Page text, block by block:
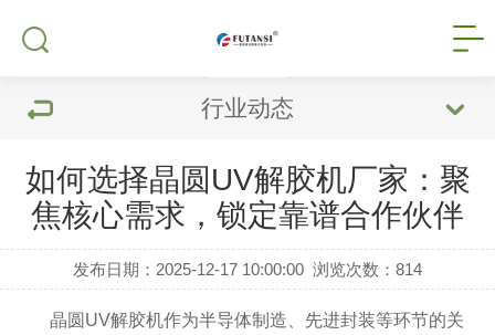
行业动态
如何选择晶圆UV解胶机厂家：聚
焦核心需求，锁定靠谱合作伙伴
发布日期：2025-12-17 10:00:00 浏览次数：814
晶圆UV解胶机作为半导体制造、先进封装等环节的关